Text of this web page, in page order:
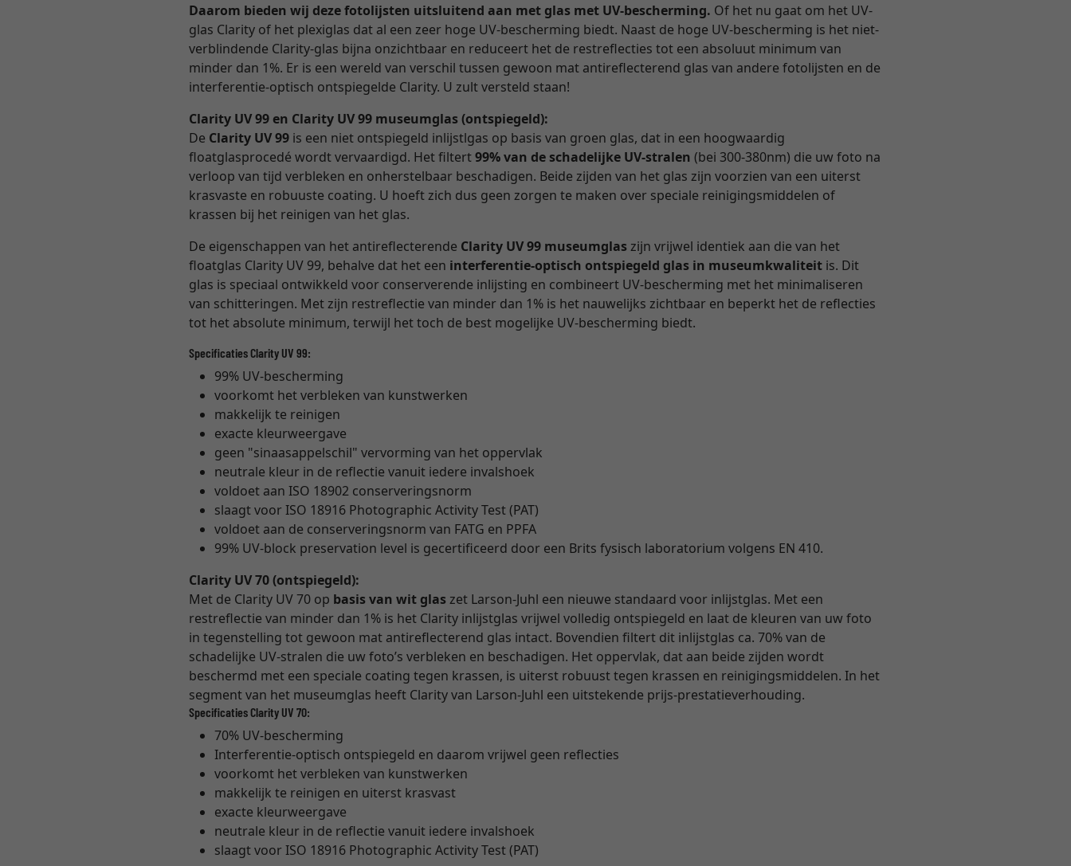
Daarom bieden wij deze fotolijsten uitsluitend aan met glas met UV-bescherming. Of het nu gaat om het UV-
glas Clarity of het plexiglas dat al een zeer hoge UV-bescherming biedt. Naast de hoge UV-bescherming is het niet-
verblindende Clarity-glas bijna onzichtbaar en reduceert het de restreflecties tot een absoluut minimum van
minder dan 1%. Er is een wereld van verschil tussen gewoon mat antireflecterend glas van andere fotolijsten en de
interferentie-optisch ontspiegelde Clarity. U zult versteld staan!
Clarity UV 99 en Clarity UV 99 museumglas (ontspiegeld):
De Clarity UV 99 is een niet ontspiegeld inlijstlgas op basis van groen glas, dat in een hoogwaardig
floatglasprocedé wordt vervaardigd. Het filtert99% van de schadelijke UV-stralen (bei 300-380nm) die uw foto na
verloop van tijd verbleken en onherstelbaar beschadigen. Beide zijden van het glas zijn voorzien van een uiterst
krasvaste en robuuste coating. U hoeft zich dus geen zorgen te maken over speciale reinigingsmiddelen of
krassen bij het reinigen van het glas.
De eigenschappen van het antireflecterende Clarity UV 99 museumglaszijn vrijwel identiek aan die van het
floatglas Clarity UV 99, behalve dat het een interferentie-optisch ontspiegeld glas in museumkwaliteit is. Dit
glas is speciaal ontwikkeld voor conserverende inlijsting en combineert UV-bescherming met het minimaliseren
van schitteringen. Met zijn restreflectie van minder dan 1% is het nauwelijks zichtbaar en beperkt het de reflecties
tot het absolute minimum, terwijl het toch de best mogelijke UV-bescherming biedt.
Specificaties Clarity UV 99:
99% UV-bescherming
voorkomt het verbleken van kunstwerken
makkelijk te reinigen
exacte kleurweergave
geen "sinaasappelschil" vervorming van het oppervlak
neutrale kleur in de reflectie vanuit iedere invalshoek
voldoet aan ISO 18902 conserveringsnorm
slaagt voor ISO 18916 Photographic Activity Test (PAT)
voldoet aan de conserveringsnorm van FATG en PPFA
99% UV-block preservation level is gecertificeerd door een Brits fysisch laboratorium volgens EN 410.
Clarity UV 70 (ontspiegeld):
Met de Clarity UV 70 op basis van wit glaszet Larson-Juhl een nieuwe standaard voor inlijstglas. Met een
restreflectie van minder dan 1% is het Clarity inlijstglas vrijwel volledig ontspiegeld en laat de kleuren van uw foto
in tegenstelling tot gewoon mat antireflecterend glas intact. Bovendien filtert dit inlijstglas ca. 70% van de
schadelijke UV-stralen die uw foto’s verbleken en beschadigen. Het oppervlak, dat aan beide zijden wordt
beschermd met een speciale coating tegen krassen, is uiterst robuust tegen krassen en reinigingsmiddelen. In het
segment van het museumglas heeft Clarity van Larson-Juhl een uitstekende prijs-prestatieverhouding.
Specificaties Clarity UV 70:
70% UV-bescherming
Interferentie-optisch ontspiegeld en daarom vrijwel geen reflecties
voorkomt het verbleken van kunstwerken
makkelijk te reinigen en uiterst krasvast
exacte kleurweergave
neutrale kleur in de reflectie vanuit iedere invalshoek
slaagt voor ISO 18916 Photographic Activity Test (PAT)